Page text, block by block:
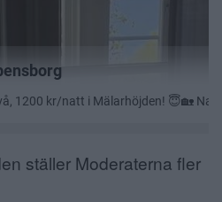
ställer Moderaterna fler